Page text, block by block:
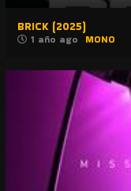
BRICK (2025)
1 año ago MONO